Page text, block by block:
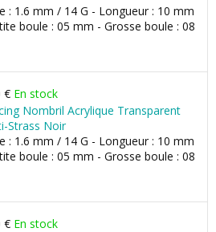
: 1.6 mm / 14 G - Longueur : 10 mm
boule : 05 mm - Grosse boule : 08
€ En stock
Nombril Acrylique Transparent
Strass Noir
: 1.6 mm / 14 G - Longueur : 10 mm
boule : 05 mm - Grosse boule : 08
€ En stock